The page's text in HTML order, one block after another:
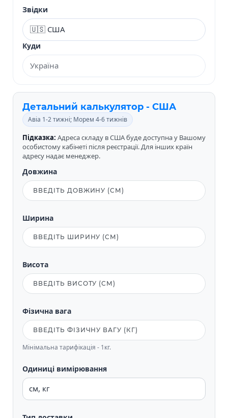
Звідки
Куди
Детальний калькулятор - США
Авіа 1-2 тижні; Морем 4-6 тижнів
Підказка: Адреса складу в США буде доступна у Вашому
особистому кабінеті після реєстрації. Для інших країн
адресу надає менеджер.
Довжина
Ширина
Висота
Фізична вага
Мінімальна тарифікація - 1кг.
Одиниці вимірювання